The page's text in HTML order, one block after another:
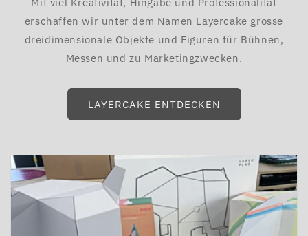
erschaffen wir unter dem Namen Layercake grosse
dreidimensionale Objekte und Figuren für Bühnen,
Messen und zu Marketingzwecken.
LAYERCAKE ENTDECKEN